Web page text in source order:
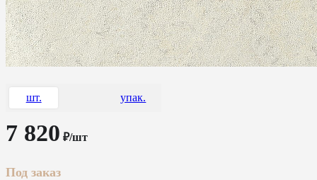
шт. упак.
7 820 ₽/шт
Под заказ